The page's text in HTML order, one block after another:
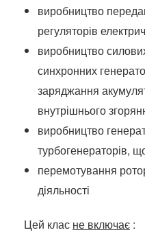
виробництво
регуляторів
виробництво
синхронних
заряджання
внутрішнього
виробництво
турбогенераторів,
перемотування
діяльності
Цей клас не включає :